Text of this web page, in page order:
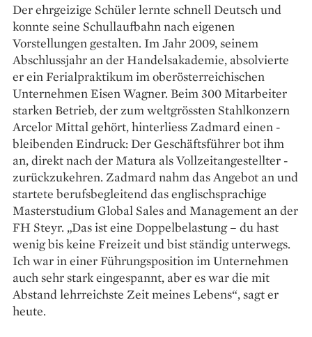
Der ehrgeizige Schüler lernte schnell Deutsch und
konnte seine Schullaufbahn nach eigenen
Vorstellungen gestalten. Im Jahr 2009, seinem
Abschlussjahr an der Handelsakademie, absolvierte
er ein Ferialpraktikum im oberösterreichischen
Unternehmen Eisen Wagner. Beim 300 Mitarbeiter
starken Betrieb, der zum weltgrössten Stahlkonzern
Arcelor Mittal gehört, hinterliess Zadmard einen ­
bleibenden Eindruck: Der ­Geschäftsführer bot ihm
an, direkt nach der ­Matura als Vollzeitangestellter ­
zurückzukehren. Zadmard nahm das Angebot an und
startete berufsbegleitend das englischsprachige
Masterstudium Global Sales and Management an der
FH Steyr. „Das ist eine Doppelbelastung – du hast
wenig bis keine Freizeit und bist ständig unterwegs.
Ich war in einer Führungsposition im Unternehmen
auch sehr stark eingespannt, aber es war die mit
Abstand lehrreichste Zeit meines Lebens“, sagt er
heute.